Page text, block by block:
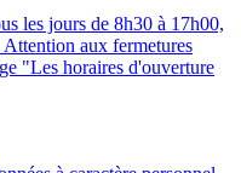
les jours de 8h30 à 17h00,
aux fermetures
"Les horaires d'ouverture